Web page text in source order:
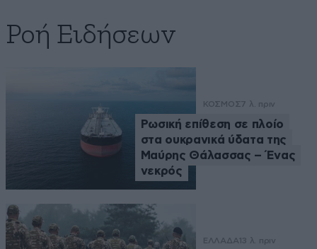
Ροή Ειδήσεων
ΚΟΣΜΟΣ7 λ. πριν
Ρωσική επίθεση σε πλοίο
στα ουκρανικά ύδατα της
Μαύρης Θάλασσας – Ένας
νεκρός
ΕΛΛΑΔΑ 13 λ. πριν